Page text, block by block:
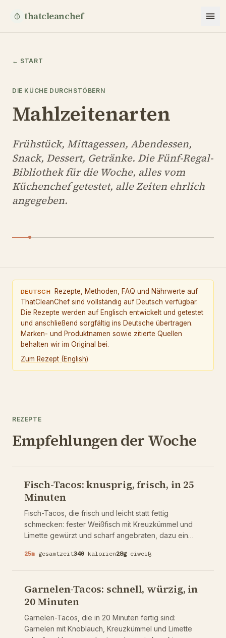
thatcleanchef
← START
DIE KÜCHE DURCHSTÖBERN
Mahlzeitenarten
Frühstück, Mittagessen, Abendessen,
Snack, Dessert, Getränke. Die Fünf-Regal-
Bibliothek für die Woche, alles vom
Küchenchef getestet, alle Zeiten ehrlich
angegeben.
DEUTSCH
Rezepte, Methoden, FAQ und Nährwerte auf
ThatCleanChef sind vollständig auf Deutsch verfügbar.
Die Rezepte werden auf Englisch entwickelt und getestet
und anschließend sorgfältig ins Deutsche übertragen.
Marken- und Produktnamen sowie zitierte Quellen
behalten wir im Original bei.
Zum Rezept (English)
REZEPTE
Empfehlungen der Woche
Fisch-Tacos: knusprig, frisch, in 25
Minuten
Fisch-Tacos, die frisch und leicht statt fettig
schmecken: fester Weißfisch mit Kreuzkümmel und
Limette gewürzt und scharf angebraten, dazu ein
Limetten-Sauce statt schwerer Mayo. 28 g Protein
Biss liefert.
25m gesamtzeit340 kalorien28g eiweiß
Garnelen-Tacos: schnell, würzig, in
20 Minuten
Garnelen-Tacos, die in 20 Minuten fertig sind:
Garnelen mit Knoblauch, Kreuzkümmel und Limette